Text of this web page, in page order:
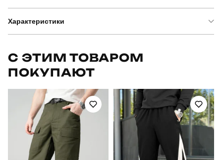
Характеристики
Артикул
Призначення для повсякденного носіння
повсякденний
С ЭТИМ ТОВАРОМ
ПОКУПАЮТ